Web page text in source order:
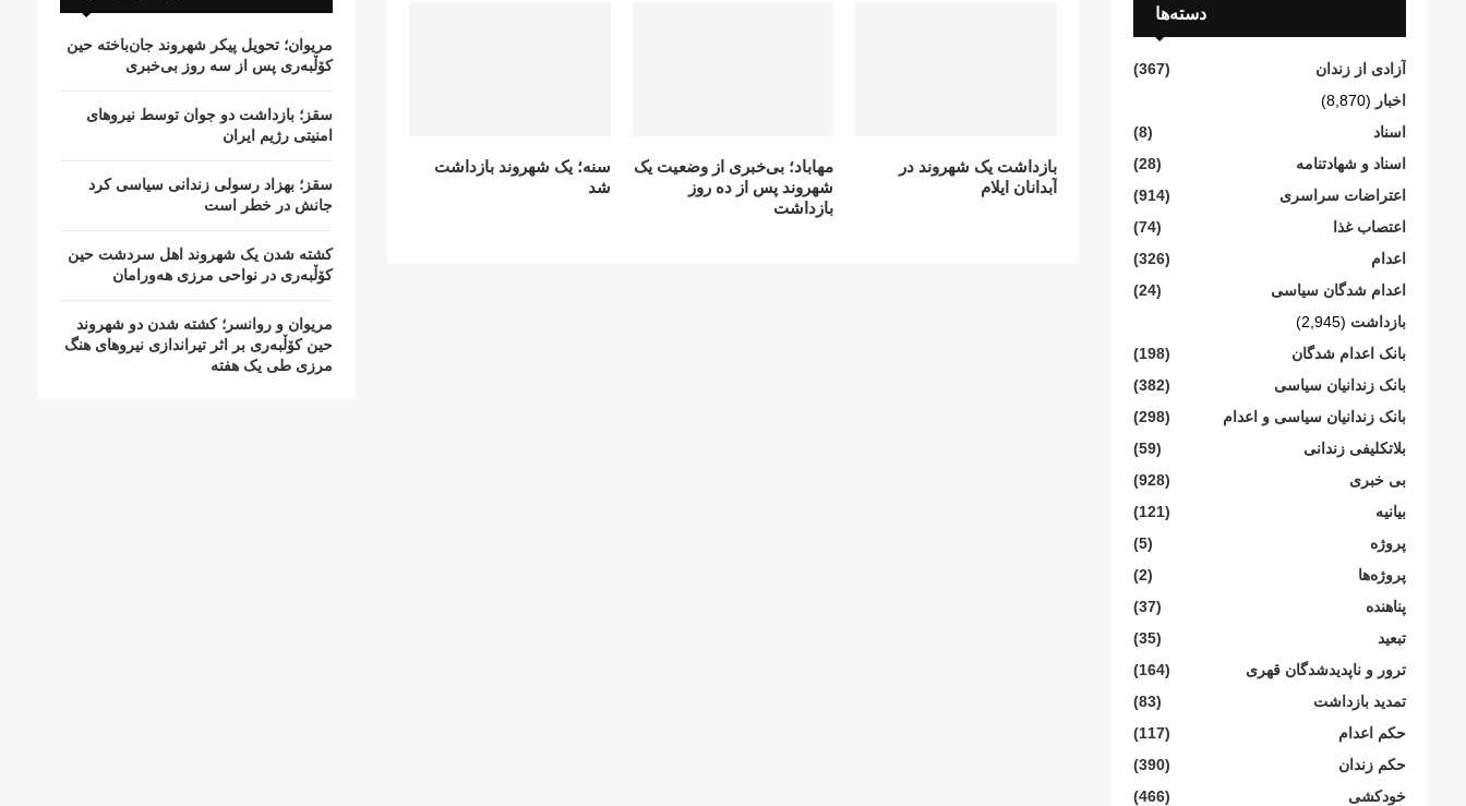
بازداشت یک شهروند در
آبدانان ایلام
مهاباد؛ بی‌خبری از وضعیت یک
شهروند پس از ده روز
بازداشت
سنه؛ یک شهروند بازداشت
شد
دسته‌ها
آزادی از زندان
(367)
اخبار (8,870)
اسناد
(8)
اسناد و شهادتنامە
(28)
اعتراضات سراسری
(914)
اعتصاب غذا
(74)
اعدام
(326)
اعدام شدگان سیاسی
(24)
بازداشت (2,945)
بانک اعدام شدگان
(198)
بانک زندانیان سیاسی
(382)
بانک زندانیان سیاسی و اعدام
(298)
بلاتکلیفی زندانی
(59)
بی خبری
(928)
بیانیە
(121)
پروژە
(5)
پروژەها
(2)
پناهنده
(37)
تبعید
(35)
ترور و ناپدیدشدگان قهری
(164)
تمدید بازداشت
(83)
حکم اعدام
(117)
حکم زندان
(390)
خودکشی
(466)
مریوان؛ تحویل پیکر شهروند جان‌باخته حین
کۆڵبەری پس از سە روز بی‌خبری
سقز؛ بازداشت دو جوان توسط نیروهای
امنیتی رژیم ایران
سقز؛ بهزاد رسولی زندانی سیاسی کرد
جانش در خطر است
کشتە شدن یک شهروند اهل سردشت حین
کۆڵبەری در نواحی مرزی هەورامان
مریوان و روانسر؛ کشته شدن دو شهروند
حین کۆڵبەری بر اثر تیراندازی نیروهای هنگ
مرزی طی یک هفته